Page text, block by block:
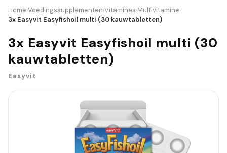
Home›Voedingssupplementen›Vitamines›Multivitamine›
3x Easyvit Easyfishoil multi (30 kauwtabletten)
3x Easyvit Easyfishoil multi (30
kauwtabletten)
Easyvit